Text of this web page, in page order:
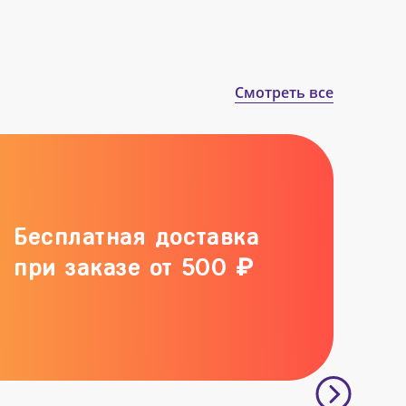
Смотреть все
Бесплатная доставка
при заказе от 500 ₽